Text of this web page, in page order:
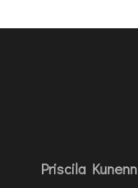
Priscila Kunenn